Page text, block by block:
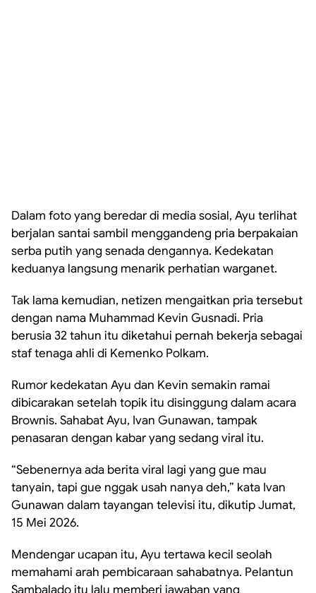
Dalam foto yang beredar di media sosial, Ayu terlihat
berjalan santai sambil menggandeng pria berpakaian
serba putih yang senada dengannya. Kedekatan
keduanya langsung menarik perhatian warganet.
Tak lama kemudian, netizen mengaitkan pria tersebut
dengan nama Muhammad Kevin Gusnadi. Pria
berusia 32 tahun itu diketahui pernah bekerja sebagai
staf tenaga ahli di Kemenko Polkam.
Rumor kedekatan Ayu dan Kevin semakin ramai
dibicarakan setelah topik itu disinggung dalam acara
Brownis. Sahabat Ayu, Ivan Gunawan, tampak
penasaran dengan kabar yang sedang viral itu.
“Sebenernya ada berita viral lagi yang gue mau
tanyain, tapi gue nggak usah nanya deh,” kata Ivan
Gunawan dalam tayangan televisi itu, dikutip Jumat,
15 Mei 2026.
Mendengar ucapan itu, Ayu tertawa kecil seolah
memahami arah pembicaraan sahabatnya. Pelantun
Sambalado itu lalu memberi jawaban yang